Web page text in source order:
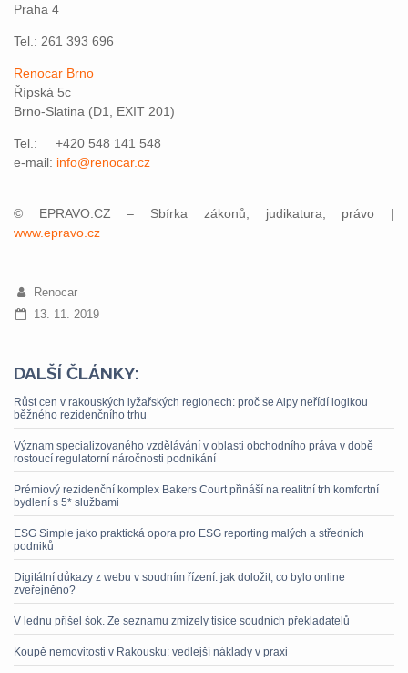
Praha 4
Tel.: 261 393 696
Renocar Brno
Řípská 5c
Brno-Slatina (D1, EXIT 201)
Tel.: +420 548 141 548
e-mail: info@renocar.cz
© EPRAVO.CZ – Sbírka zákonů, judikatura, právo |
www.epravo.cz
Renocar
13. 11. 2019
DALŠÍ ČLÁNKY:
Růst cen v rakouských lyžařských regionech: proč se Alpy neřídí logikou
běžného rezidenčního trhu
Význam specializovaného vzdělávání v oblasti obchodního práva v době
rostoucí regulatorní náročnosti podnikání
Prémiový rezidenční komplex Bakers Court přináší na realitní trh komfortní
bydlení s 5* službami
ESG Simple jako praktická opora pro ESG reporting malých a středních
podniků
Digitální důkazy z webu v soudním řízení: jak doložit, co bylo online
zveřejněno?
V lednu přišel šok. Ze seznamu zmizely tisíce soudních překladatelů
Koupě nemovitosti v Rakousku: vedlejší náklady v praxi